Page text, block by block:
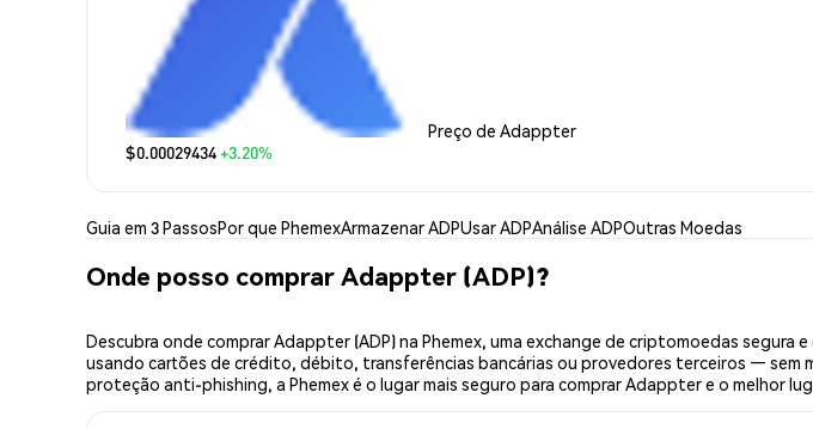
Preço de Adappter
$0.00029434+3.20%
Guia em 3 PassosPor que PhemexArmazenar ADPUsar ADPAnálise ADPOutras Moedas
Onde posso comprar Adappter (ADP)?
Descubra onde comprar Adappter (ADP) na Phemex, uma exchange de criptomoedas
usando cartões de crédito, débito, transferências bancárias ou provedores terceiros — sem
proteção anti-phishing, a Phemex é o lugar mais seguro para comprar Adappter e o melhor